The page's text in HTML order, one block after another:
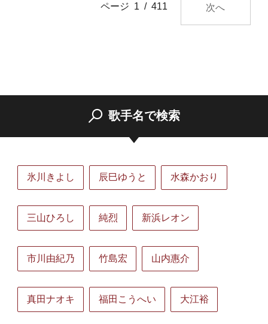
ページ 1 / 411 次へ
歌手名で検索
氷川きよし 辰巳ゆうと 水森かおり
三山ひろし 純烈 新浜レオン
市川由紀乃 竹島宏 山内惠介
真田ナオキ 福田こうへい 大江裕